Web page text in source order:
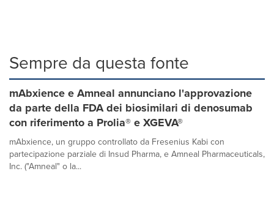
Sempre da questa fonte
mAbxience e Amneal annunciano l'approvazione
da parte della FDA dei biosimilari di denosumab
con riferimento a Prolia® e XGEVA®
mAbxience, un gruppo controllato da Fresenius Kabi con
partecipazione parziale di Insud Pharma, e Amneal Pharmaceuticals,
Inc. ("Amneal" o la...